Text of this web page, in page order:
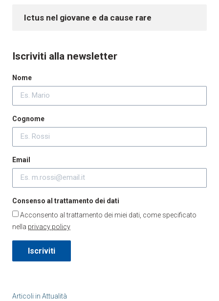
Ictus nel giovane e da cause rare
Iscriviti alla newsletter
Nome
Cognome
Email
Consenso al trattamento dei dati
Acconsento al trattamento dei miei dati, come specificato
nella privacy policy
Iscriviti
Articoli in Attualità